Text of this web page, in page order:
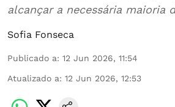
alcançar a necessária maioria
Sofia Fonseca
Publicado a: 12 Jun 2026, 11:54
Atualizado a: 12 Jun 2026, 12:53